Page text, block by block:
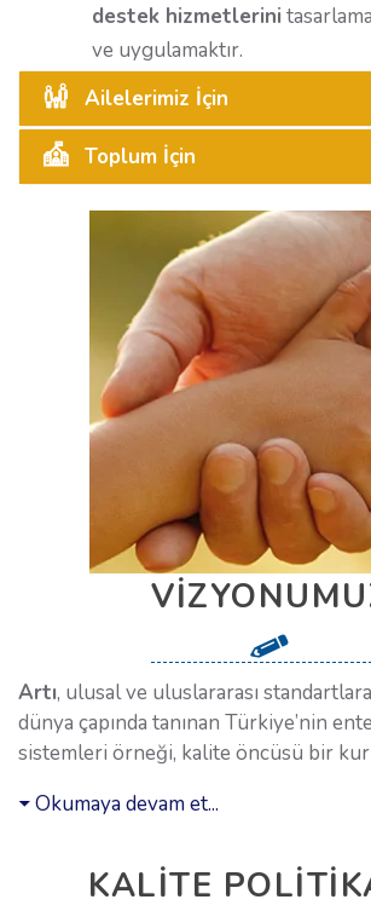
destek hizmetlerini
ve uygulamaktır.
Ailelerimiz İçin
Toplum İçin
Artı, ulusal ve uluslararası
dünya çapında tanınan Türkiye’nin
sistemleri örneği, kalite öncüsü bir
Okumaya devam et...
KALITE